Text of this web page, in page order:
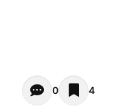
Opiniones - In
0 4